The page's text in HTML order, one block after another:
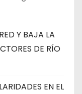
Y BAJA LA
DE RÍO
EN EL